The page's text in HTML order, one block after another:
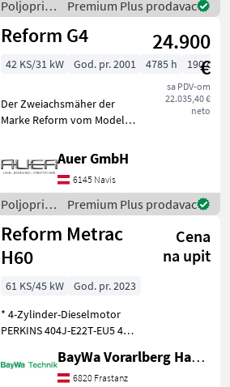
Poljoprivredni
motorni
strojevi /
Premium Plus prodavac
Reform G4
24.900
€
sa PDV-om
22.035,40 €
neto
42 KS/31 kW God. pr. 2001 4785 h 190 cm
Der Zweiachsmäher der
Marke Reform vom Modell
ist Baujahr 2001 mit 4785
Betriebsstunden. Mit einer
Breite von 190cm bietet er
eine effizien
Auer GmbH
6145 Navis
Poljoprivredni
motorni
strojevi /
Reform
Premium Plus prodavac
Reform Metrac
H60
Cena
na upit
61 KS/45 kW
God. pr. 2023
* 4-Zylinder-Dieselmotor
PERKINS 404J-E22T-EU5 45
mit Turboaufladung und
Common Rail
BayWa Vorarlberg HandelsGmbH BayWa Technik
6820 Frastanz